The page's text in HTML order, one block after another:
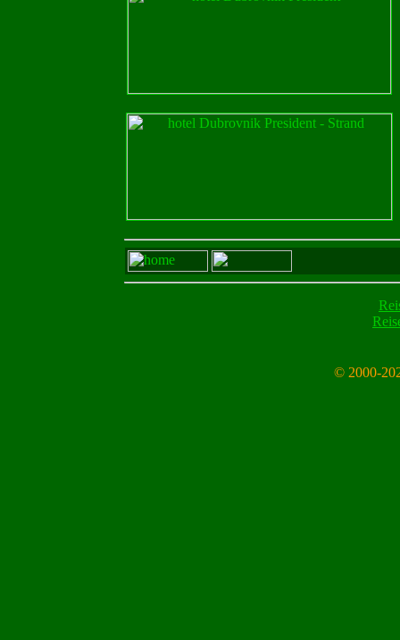
© 2000-